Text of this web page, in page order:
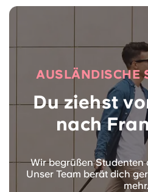
AUSLÄNDISCHE
Du ziehst
nach
Wir begrüßen Studenten
Unser Team berät dich
mehr.